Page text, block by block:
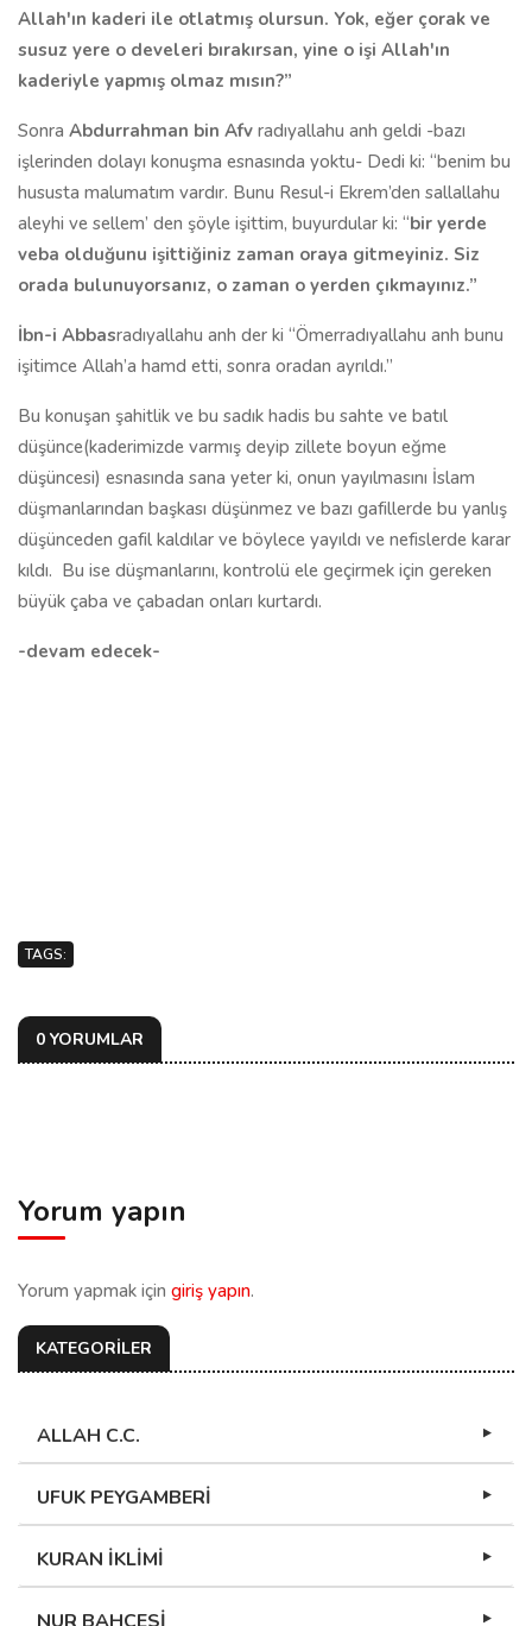
Allah'ın kaderi ile otlatmış olursun. Yok, eğer çorak ve
susuz yere o develeri bırakırsan, yine o işi Allah'ın
kaderiyle yapmış olmaz mısın?”
Sonra Abdurrahman bin Afv radıyallahu anh geldi -bazı
işlerinden dolayı konuşma esnasında yoktu- Dedi ki: “benim bu
hususta malumatım vardır. Bunu Resul-i Ekrem’den sallallahu
aleyhi ve sellem’ den şöyle işittim, buyurdular ki: “bir yerde
veba olduğunu işittiğiniz zaman oraya gitmeyiniz. Siz
orada bulunuyorsanız, o zaman o yerden çıkmayınız.”
İbn-i Abbasradıyallahu anh der ki “Ömerradıyallahu anh bunu
işitimce Allah’a hamd etti, sonra oradan ayrıldı.”
Bu konuşan şahitlik ve bu sadık hadis bu sahte ve batıl
düşünce(kaderimizde varmış deyip zillete boyun eğme
düşüncesi) esnasında sana yeter ki, onun yayılmasını İslam
düşmanlarından başkası düşünmez ve bazı gafillerde bu yanlış
düşünceden gafil kaldılar ve böylece yayıldı ve nefislerde karar
kıldı. Bu ise düşmanlarını, kontrolü ele geçirmek için gereken
büyük çaba ve çabadan onları kurtardı.
-devam edecek-
TAGS:
0 YORUMLAR
Yorum yapın
Yorum yapmak için giriş yapın.
KATEGORİLER
ALLAH C.C.
UFUK PEYGAMBERİ
KURAN İKLİMİ